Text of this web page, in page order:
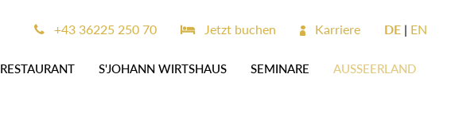
RESTAURANT S'JOHANN WIRTSHAUS SEMINARE AUSSEERLAND
+43 36225 250 70 Jetzt buchen Karriere DE EN